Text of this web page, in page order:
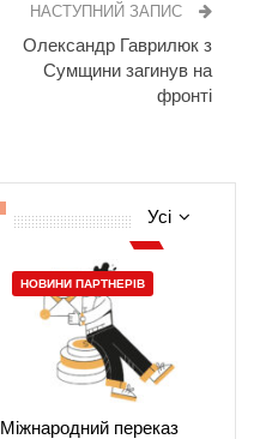
НАСТУПНИЙ ЗАПИС
Олександр Гаврилюк з
Сумщини загинув на
фронті
Усі
НОВИНИ ПАРТНЕРІВ
Міжнародний переказ